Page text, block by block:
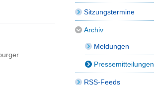
Sitzungstermine
Archiv
Meldungen
Pressemitteilungen
RSS-Feeds